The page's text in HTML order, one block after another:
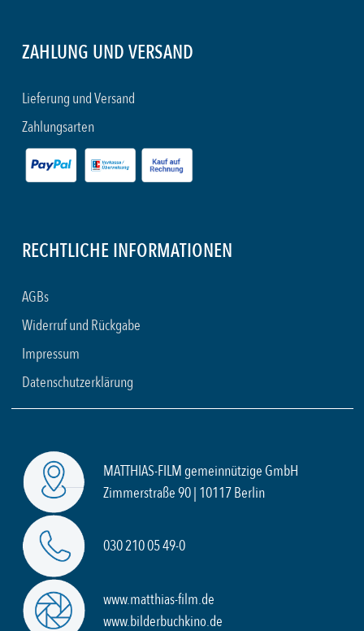
ZAHLUNG UND VERSAND
Lieferung und Versand
Zahlungsarten
RECHTLICHE INFORMATIONEN
AGBs
Widerruf und Rückgabe
Impressum
Datenschutzerklärung
MATTHIAS-FILM gemeinnützige GmbH
Zimmerstraße 90 | 10117 Berlin
030 210 05 49-0
www.matthias-film.de
www.bilderbuchkino.de